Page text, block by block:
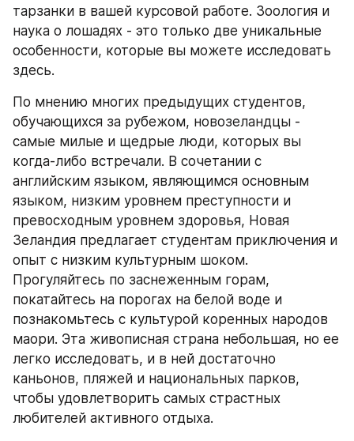
тарзанки в вашей курсовой работе. Зоология и
наука о лошадях - это только две уникальные
особенности, которые вы можете исследовать
здесь.
По мнению многих предыдущих студентов,
обучающихся за рубежом, новозеландцы -
самые милые и щедрые люди, которых вы
когда-либо встречали. В сочетании с
английским языком, являющимся основным
языком, низким уровнем преступности и
превосходным уровнем здоровья, Новая
Зеландия предлагает студентам приключения и
опыт с низким культурным шоком.
Прогуляйтесь по заснеженным горам,
покатайтесь на порогах на белой воде и
познакомьтесь с культурой коренных народов
маори. Эта живописная страна небольшая, но ее
легко исследовать, и в ней достаточно
каньонов, пляжей и национальных парков,
чтобы удовлетворить самых страстных
любителей активного отдыха.